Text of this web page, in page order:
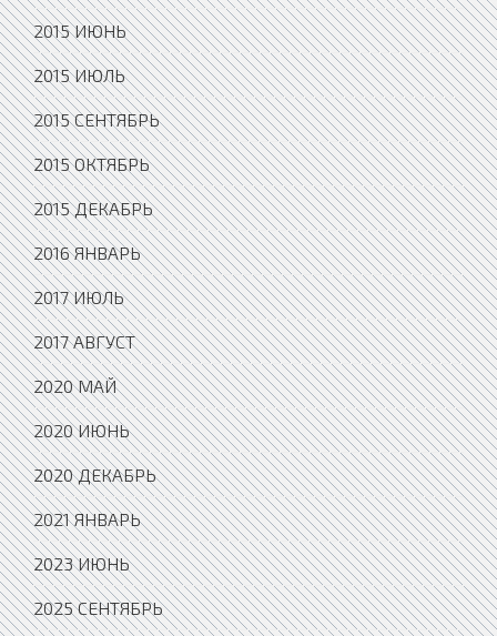
2015 ИЮНЬ
2015 ИЮЛЬ
2015 СЕНТЯБРЬ
2015 ОКТЯБРЬ
2015 ДЕКАБРЬ
2016 ЯНВАРЬ
2017 ИЮЛЬ
2017 АВГУСТ
2020 МАЙ
2020 ИЮНЬ
2020 ДЕКАБРЬ
2021 ЯНВАРЬ
2023 ИЮНЬ
2025 СЕНТЯБРЬ